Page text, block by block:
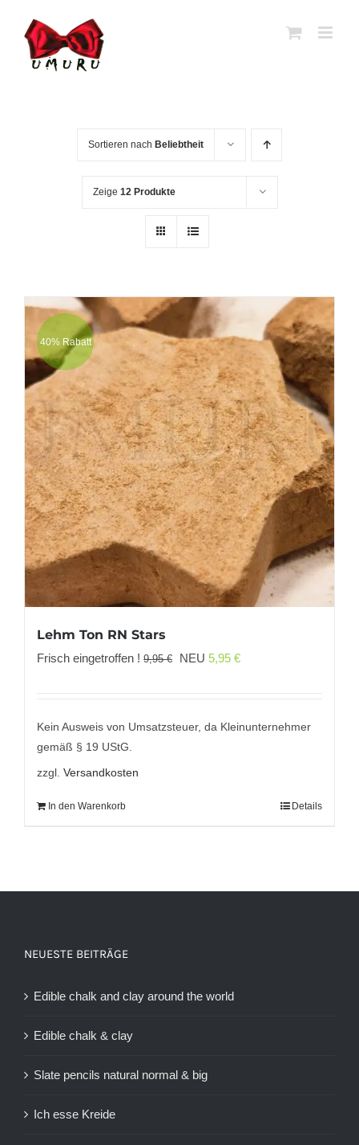
Inhalt
springen
Sortieren nach Beliebtheit
Zeige 12 Produkte
40% Rabatt
Lehm Ton RN Stars
Frisch eingetroffen ! 9,95€
Ursprünglicher
9,95 €
NEU 5,95 €Aktueller
5,95 €.
Kein Ausweis von Umsatzsteuer, da Kleinunternehmer
gemäß § 19 UStG.
zzgl. Versandkosten
In den Warenkorb Details
NEUESTE BEITRÄGE
Edible chalk and clay around the world
Edible chalk & clay
Slate pencils natural normal & big
Ich esse Kreide